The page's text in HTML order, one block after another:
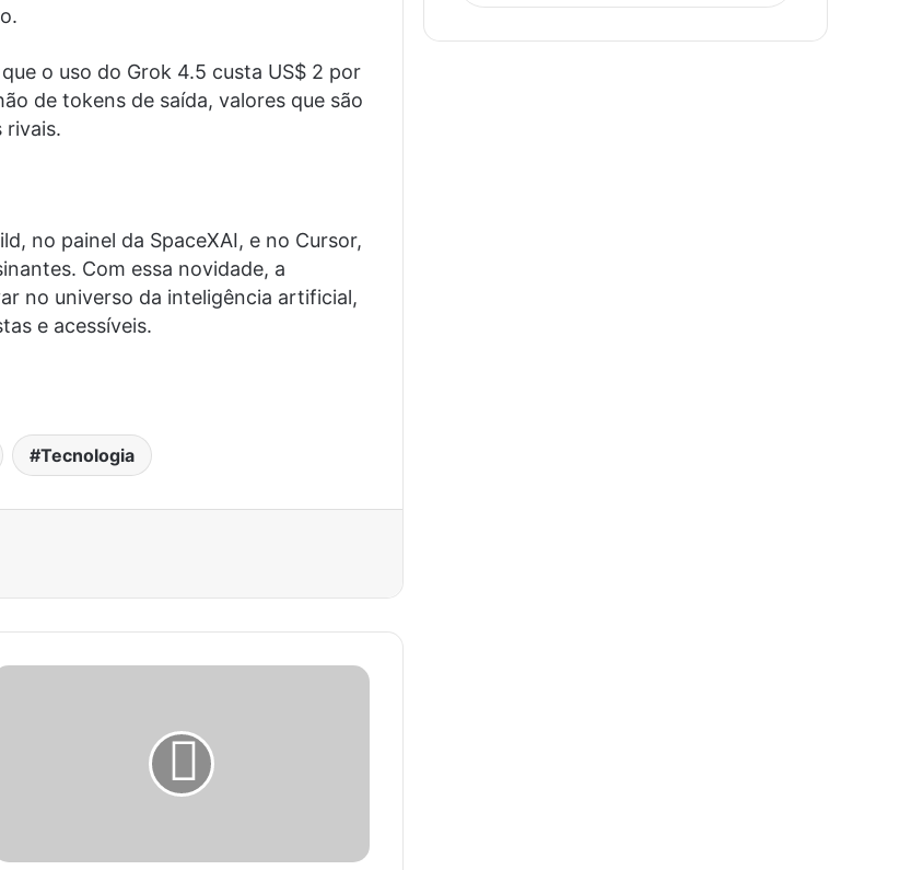
o uso do Grok 4.5 custa US$ 2 por
de tokens de saída, valores que são
rivais.
no painel da SpaceXAI, e no Cursor,
Com essa novidade, a
no universo da inteligência artificial,
e acessíveis.
Tecnologia